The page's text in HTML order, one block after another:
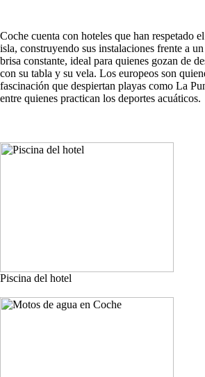
Coche cuenta con hoteles que han respetado
isla, construyendo sus instalaciones frente a
brisa constante, ideal para quienes gozan de
con su tabla y su vela. Los europeos son
fascinación que despiertan playas como La
entre quienes practican los deportes acuáticos.
Piscina del hotel